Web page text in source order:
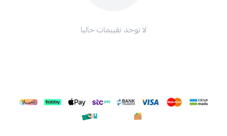
لا توجد تقييمات حاليا